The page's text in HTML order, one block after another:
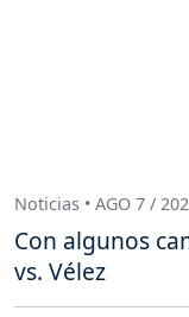
Noticias • AGO 7 /
Con algunos
vs. Vélez